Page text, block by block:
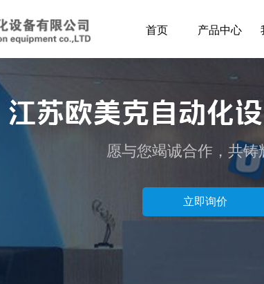
首页 产品中心
愿与您竭诚合作，共铸
立即询价